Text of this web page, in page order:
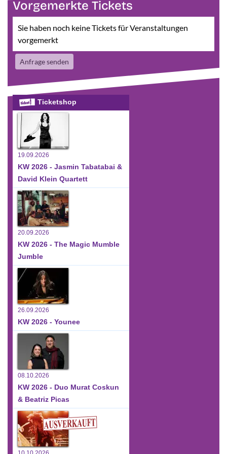
Vorgemerkte Tickets
Sie haben noch keine Tickets für Veranstaltungen
vorgemerkt
Anfrage senden
Ticketshop
19.09.2026
KW 2026 - Jasmin Tabatabai &
David Klein Quartett
20.09.2026
KW 2026 - The Magic Mumble
Jumble
26.09.2026
KW 2026 - Younee
08.10.2026
KW 2026 - Duo Murat Coskun
& Beatriz Picas